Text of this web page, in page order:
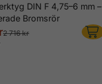
DIN F 4,75–6 mm –
Bromsrör
2 716 kr